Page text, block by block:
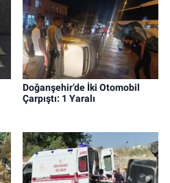
Doğanşehir’de İki Otomobil
Çarpıştı: 1 Yaralı